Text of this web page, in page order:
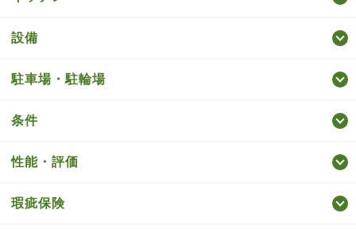
設備
駐車場・駐輪場
条件
性能・評価
瑕疵保険